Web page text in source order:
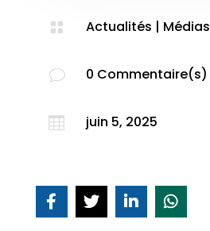
 Actualités | Médias
v 0 Commentaire(s)
 juin 5, 2025